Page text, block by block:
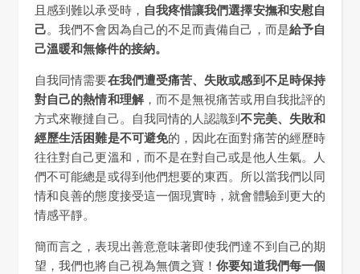
且感到難以承受時， 自我疼惜讓我們選擇安撫和安慰自
己。我們不會因為自己的不足而責備自己，而是給予自
己溫暖和無條件的接納。
自我同情需要在我們遭受痛苦、失敗或感到不足時保持
對自己的熱情和理解，而不是無視痛苦或用自我批評的
方式來鞭撻自己。自我同情的人認識到不完美、失敗和
經歷生活困難是不可避免的，因此在面對痛苦的經歷時
往往對自己更溫和，而不是在對自己或是他人生氣。人
們不可能總是或得到他們想要的東西。所以當我們以同
情和良善的態度接受這一個現實時，就會體驗到更大的
情感平靜。
簡而言之，表現出善意意味著即使我們達不到自己的期
望，我們也將自己視為無價之寶！你要知道我們每一個